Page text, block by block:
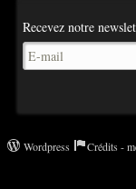
Recevez notre
Wordpress Crédits -